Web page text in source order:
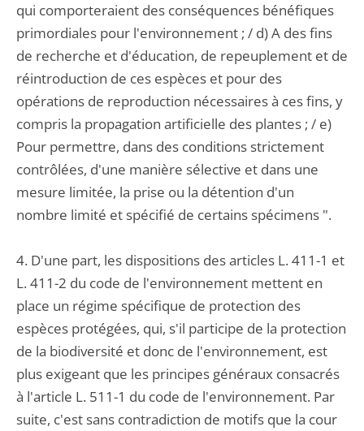
qui comporteraient des conséquences bénéfiques
primordiales pour l'environnement ; / d) A des fins
de recherche et d'éducation, de repeuplement et de
réintroduction de ces espèces et pour des
opérations de reproduction nécessaires à ces fins, y
compris la propagation artificielle des plantes ; / e)
Pour permettre, dans des conditions strictement
contrôlées, d'une manière sélective et dans une
mesure limitée, la prise ou la détention d'un
nombre limité et spécifié de certains spécimens ".
4. D'une part, les dispositions des articles L. 411-1 et
L. 411-2 du code de l'environnement mettent en
place un régime spécifique de protection des
espèces protégées, qui, s'il participe de la protection
de la biodiversité et donc de l'environnement, est
plus exigeant que les principes généraux consacrés
à l'article L. 511-1 du code de l'environnement. Par
suite, c'est sans contradiction de motifs que la cour